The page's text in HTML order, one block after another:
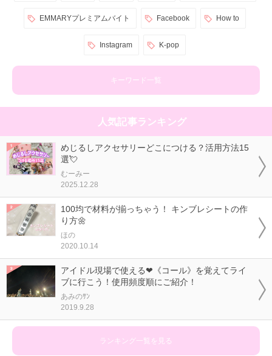
EMMARYプレミアムバイト Facebook How to
Instagram K-pop
キーワード一覧
人気記事ランキング
めじるしアクセサリーどこにつける？活用方法15
選💘
むーみー
2025.12.28
100均で材料が揃っちゃう！ キンブレシートの作
り方🌼
ほの
2020.10.14
アイドル現場で使える❤《コール》を覚えてライ
ブに行こう！使用頻度順にご紹介！
あみのｻﾝ
2019.9.28
ランキング一覧を見る